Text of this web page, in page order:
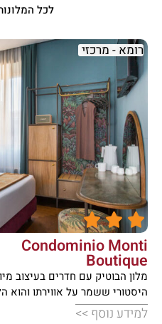
לכל





Condominio Monti
Boutique
מלון הבוטיק עם חדרים בעיצוב
היסטורי ששמר על אווירתו והוא
למידע נוסף >>
רומא - מרכזי